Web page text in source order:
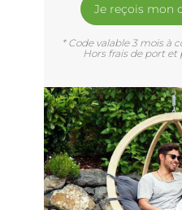
Je reçois mon
* Code valable 3 mois à
Hors frais de port et